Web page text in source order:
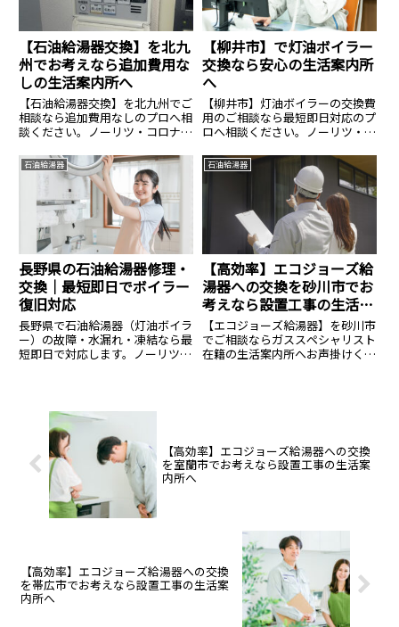
【石油給湯器交換】を北九
州でお考えなら追加費用な
しの生活案内所へ
【石油給湯器交換】を北九州でご
相談なら追加費用なしのプロへ相
談ください。ノーリツ・コロナ等
談は14.8万円〜。見積無料・24時
間365日受付中。安心の生活案内
【柳井市】で灯油ボイラー
交換なら安心の生活案内所
へ
【柳井市】灯油ボイラーの交換費
用のご相談なら最短即日対応のプ
ロへ相談ください。ノーリツ・コ
相談は14.8万円〜。見積無料・24
時間365日受付中。安心の生活案
内所へ。
石油給湯器
長野県の石油給湯器修理・
交換｜最短即日でボイラー
復旧対応
長野県で石油給湯器（灯油ボイラ
ー）の故障・水漏れ・凍結なら最
短即日で対応します。ノーリツ・
石油給湯器
【高効率】エコジョーズ給
湯器への交換を砂川市でお
考えなら設置工事の生活案
内所へ
【エコジョーズ給湯器】を砂川市
でご相談ならガススペシャリスト
在籍の生活案内所へお声掛けくだ
【高効率】エコジョーズ給湯器への交換
を室蘭市でお考えなら設置工事の生活案
内所へ
【高効率】エコジョーズ給湯器への交換
を帯広市でお考えなら設置工事の生活案
内所へ